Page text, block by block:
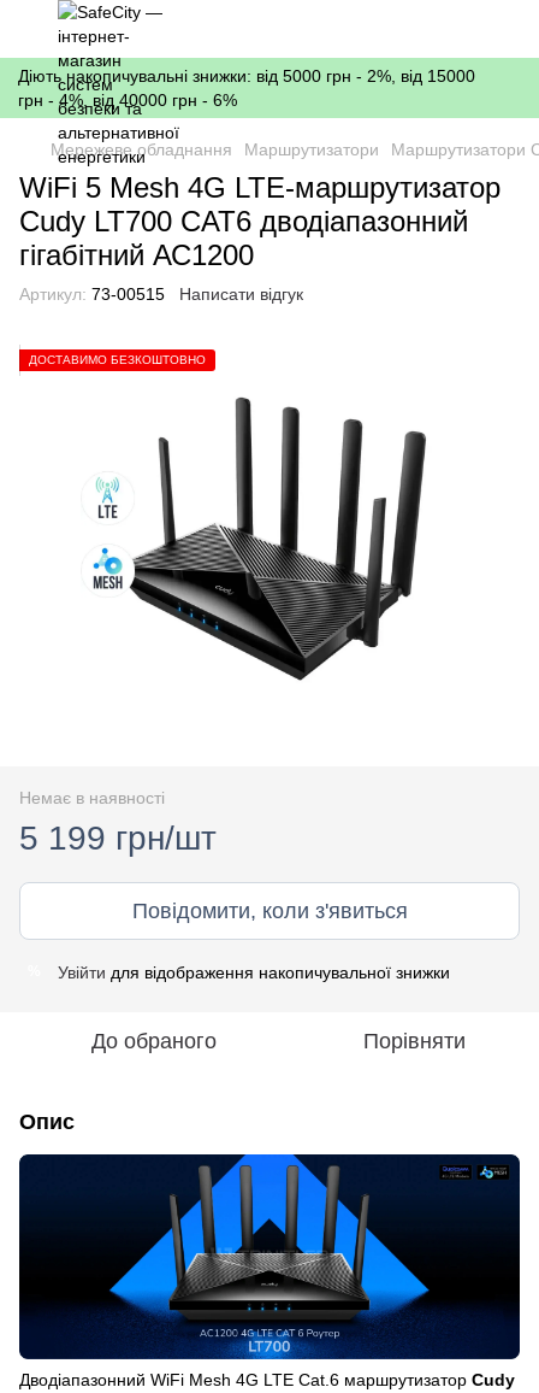
Діють накопичувальні знижки: від 5000 грн - 2%, від 15000
грн - 4%, від 40000 грн - 6%
Мережеве обладнання Маршрутизатори Маршрутизатори
WiFi 5 Mesh 4G LTE-маршрутизатор
Cudy LT700 CAT6 дводіапазонний
гігабітний АС1200
Артикул: 73-00515 Написати відгук
ДОСТАВИМО БЕЗКОШТОВНО
Немає в наявності
5 199 грн/шт
Повідомити, коли з'явиться
Увійти для відображення накопичувальної знижки
До обраного Порівняти
Опис
Дводіапазонний WiFi Mesh 4G LTE Cat.6 маршрутизатор Cudy